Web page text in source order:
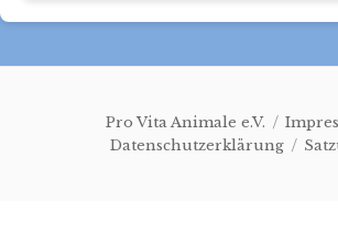
Pro Vita Animale e.V.
Datenschutzerklärung